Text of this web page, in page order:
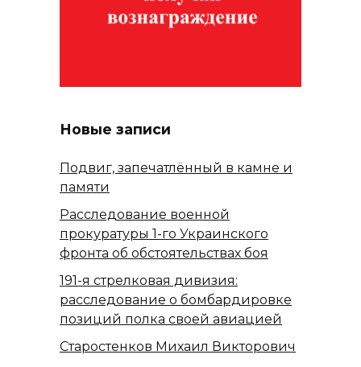
Новые записи
Подвиг, запечатлённый в камне и
памяти
Расследование военной
прокуратуры 1-го Украинского
фронта об обстоятельствах боя
191-я стрелковая дивизия:
расследование о бомбардировке
позиций полка своей авиацией
Старостенков Михаил Викторович